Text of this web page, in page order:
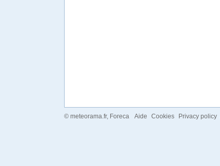
© meteorama.fr, Foreca Aide Cookies Privacy policy